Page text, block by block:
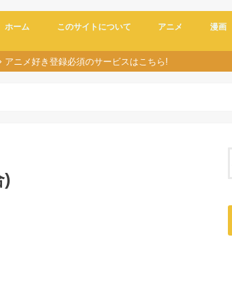
ホーム このサイトについて アニメ 漫画
アニメ好き登録必須のサービスはこちら!
)